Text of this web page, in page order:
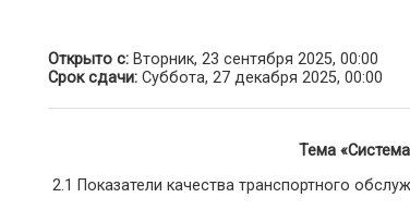
Открыто с:Вторник, 23 сентября 2025, 00:00
Срок сдачи:Суббота, 27 декабря 2025, 00:00
Тема
2.1 Показатели качества транспортного